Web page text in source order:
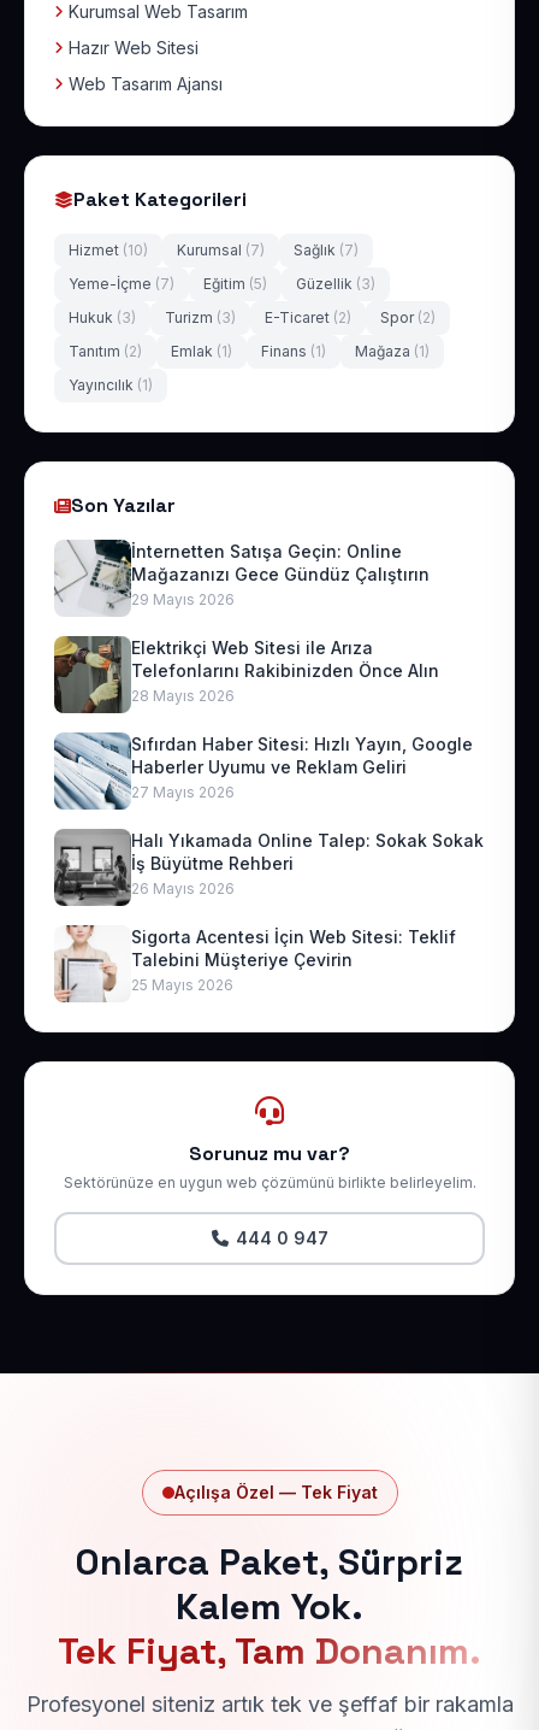
Kurumsal Web Tasarım
Hazır Web Sitesi
Web Tasarım Ajansı
Paket Kategorileri
Hizmet (10) Kurumsal (7) Sağlık (7)
Yeme-İçme (7) Eğitim (5) Güzellik (3)
Hukuk (3) Turizm (3) E-Ticaret (2) Spor (2)
Tanıtım (2) Emlak (1) Finans (1) Mağaza (1)
Yayıncılık (1)
Son Yazılar
İnternetten Satışa Geçin: Online
Mağazanızı Gece Gündüz Çalıştırın
29 Mayıs 2026
Elektrikçi Web Sitesi ile Arıza
Telefonlarını Rakibinizden Önce Alın
28 Mayıs 2026
Sıfırdan Haber Sitesi: Hızlı Yayın, Google
Haberler Uyumu ve Reklam Geliri
27 Mayıs 2026
Halı Yıkamada Online Talep: Sokak Sokak
İş Büyütme Rehberi
26 Mayıs 2026
Sigorta Acentesi İçin Web Sitesi: Teklif
Talebini Müşteriye Çevirin
25 Mayıs 2026
Sorunuz mu var?
Sektörünüze en uygun web çözümünü birlikte belirleyelim.
444 0 947
Açılışa Özel — Tek Fiyat
Onlarca Paket, Sürpriz
Kalem Yok.
Tek Fiyat, Tam Donanım.
Profesyonel siteniz artık tek ve şeffaf bir rakamla